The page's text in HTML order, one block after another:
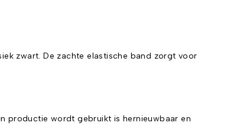
zwart. De zachte elastische band zorgt voor
productie wordt gebruikt is hernieuwbaar en